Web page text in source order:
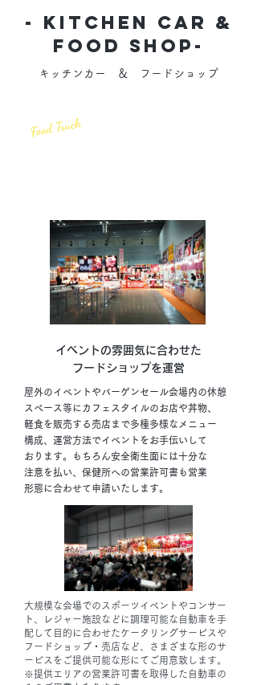
- KITCHEN Car &
FOOD Shop-
キッチンカー ＆ フードショップ
Food Truck
イベントの雰囲気に合わせた
フードショップを運営
屋外のイベントやバーゲンセール会場内の休憩
スペース等にカフェスタイルのお店や丼物、
軽食を販売する売店まで多種多様なメニュー
構成、運営方法でイベントをお手伝いして
おります。もちろん安全衛生面には十分な
注意を払い、保健所への営業許可書も営業
形態に合わせて申請いたします。
大規模な会場でのスポーツイベントやコンサー
ト、レジャー施設などに調理可能な自動車を手
配して目的に合わせたケータリングサービスや
フードショップ・売店など、さまざまな形のサ
ービスをご提供可能な形にてご用意致します。
※提供エリアの営業許可書を取得した自動車の